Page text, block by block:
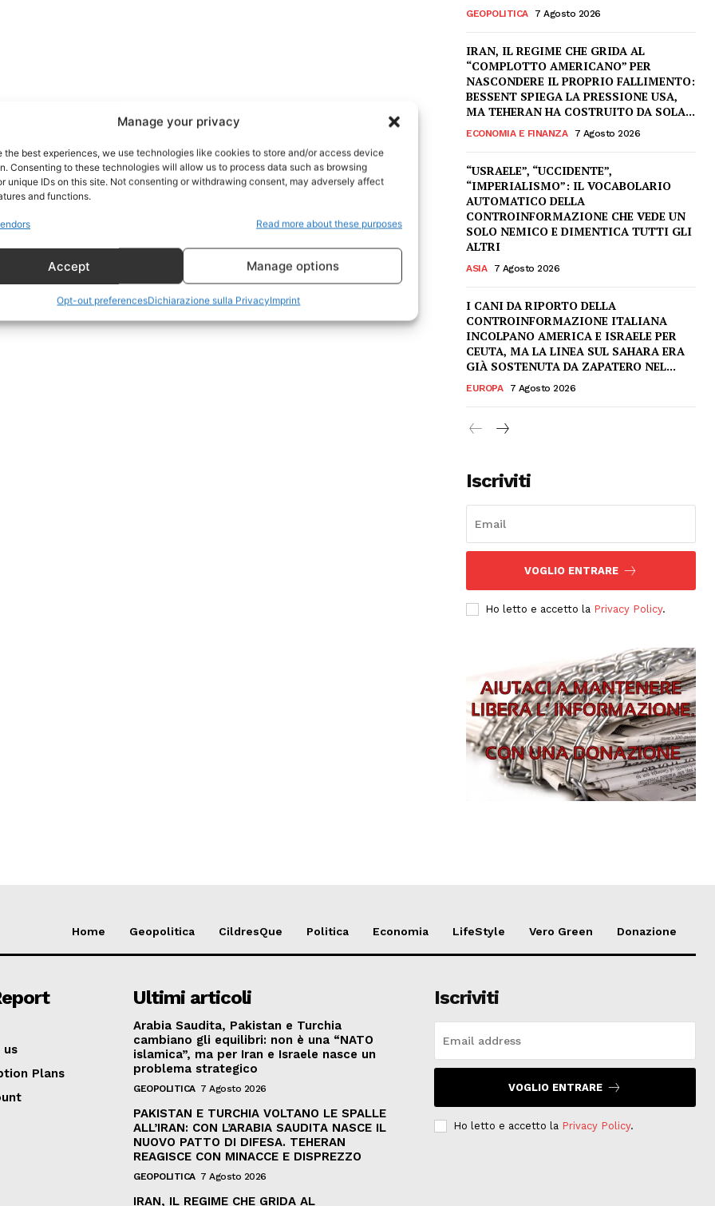
Manage your privacy
the best experiences, we use technologies like cookies to store and/or access device
Consenting to these technologies will allow us to process data such as browsing
unique IDs on this site. Not consenting or withdrawing consent, may adversely affect
and functions.
Read more about these purposes
Accept Manage options
Opt-out preferencesDichiarazione sulla PrivacyImprint
Geopolitica
GEOPOLITICA 7 Agosto 2026
IRAN, IL REGIME CHE GRIDA AL
“COMPLOTTO AMERICANO” PER
NASCONDERE IL PROPRIO FALLIMENTO:
BESSENT SPIEGA LA PRESSIONE USA,
MA TEHERAN HA COSTRUITO DA SOLA...
ECONOMIA E FINANZA 7 Agosto 2026
“USRAELE”, “UCCIDENTE”,
“IMPERIALISMO”: IL VOCABOLARIO
AUTOMATICO DELLA
CONTROINFORMAZIONE CHE VEDE UN
SOLO NEMICO E DIMENTICA TUTTI GLI
ALTRI
ASIA 7 Agosto 2026
I CANI DA RIPORTO DELLA
CONTROINFORMAZIONE ITALIANA
INCOLPANO AMERICA E ISRAELE PER
CEUTA, MA LA LINEA SUL SAHARA ERA
GIÀ SOSTENUTA DA ZAPATERO NEL...
EUROPA 7 Agosto 2026
Iscriviti
VOGLIO ENTRARE
Ho letto e accetto la Privacy Policy.
Home Geopolitica CildresQue Politica Economia LifeStyle Vero Green Donazione
us
Plans
Ultimi articoli
Arabia Saudita, Pakistan e Turchia
cambiano gli equilibri: non è una “NATO
islamica”, ma per Iran e Israele nasce un
problema strategico
GEOPOLITICA 7 Agosto 2026
PAKISTAN E TURCHIA VOLTANO LE SPALLE
ALL’IRAN: CON L’ARABIA SAUDITA NASCE IL
NUOVO PATTO DI DIFESA. TEHERAN
REAGISCE CON MINACCE E DISPREZZO
GEOPOLITICA 7 Agosto 2026
IRAN, IL REGIME CHE GRIDA AL
Iscriviti
VOGLIO ENTRARE
Ho letto e accetto la Privacy Policy.